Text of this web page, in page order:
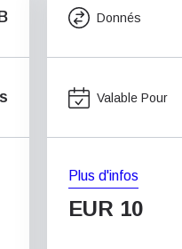
Donnés
Valable Pour
Plus d'infos
EUR 10